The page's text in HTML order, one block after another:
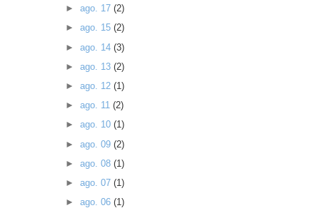
► ago. 17 (2)
► ago. 15 (2)
► ago. 14 (3)
► ago. 13 (2)
► ago. 12 (1)
► ago. 11 (2)
► ago. 10 (1)
► ago. 09 (2)
► ago. 08 (1)
► ago. 07 (1)
► ago. 06 (1)